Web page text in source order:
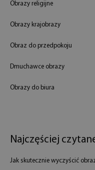
Obrazy religijne
Obrazy krajobrazy
Obraz do przedpokoju
Dmuchawce obrazy
Obrazy do biura
Najczęściej
Jak skutecznie wyczyścić